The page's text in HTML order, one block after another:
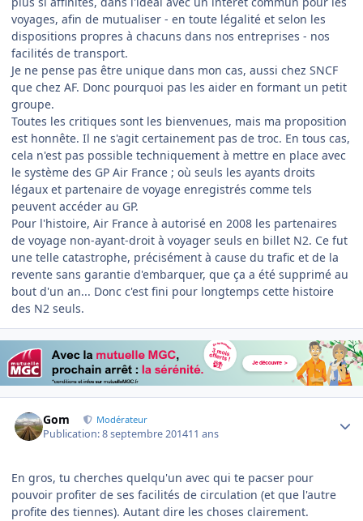
voyages, afin de mutualiser - en toute légalité et selon les
dispositions propres à chacuns dans nos entreprises - nos
facilités de transport.
Je ne pense pas être unique dans mon cas, aussi chez SNCF
que chez AF. Donc pourquoi pas les aider en formant un petit
groupe.
Toutes les critiques sont les bienvenues, mais ma proposition
est honnête. Il ne s'agit certainement pas de troc. En tous cas,
cela n'est pas possible techniquement à mettre en place avec
le système des GP Air France ; où seuls les ayants droits
légaux et partenaire de voyage enregistrés comme tels
peuvent accéder au GP.
Pour l'histoire, Air France à autorisé en 2008 les partenaires
de voyage non-ayant-droit à voyager seuls en billet N2. Ce fut
une telle catastrophe, précisément à cause du trafic et de la
revente sans garantie d'embarquer, que ça a été supprimé au
bout d'un an... Donc c'est fini pour longtemps cette histoire
des N2 seuls.
Gom Modérateur
Publication:8 septembre 201411 ans
En gros, tu cherches quelqu'un avec qui te pacser pour
pouvoir profiter de ses facilités de circulation (et que l'autre
profite des tiennes). Autant dire les choses clairement.